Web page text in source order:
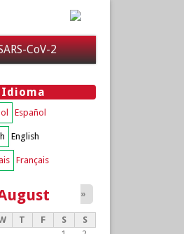
CoV-2
Idioma
Español
English
Français
»
T F S
S